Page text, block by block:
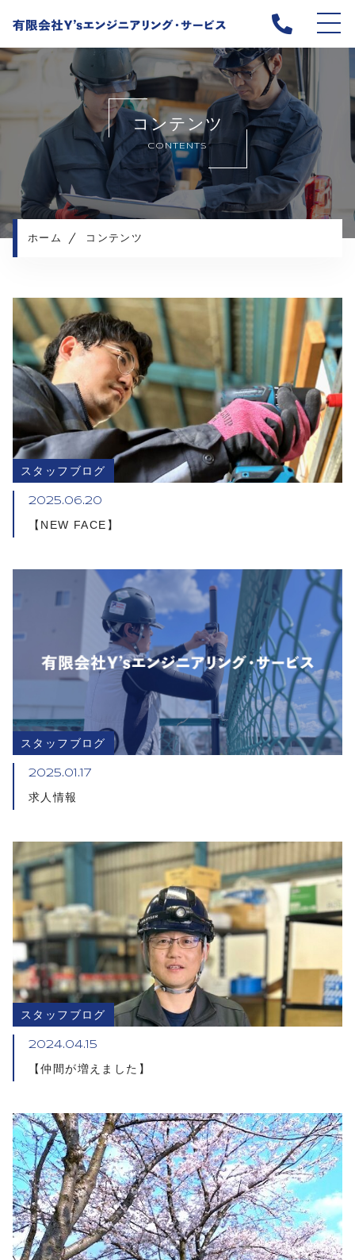
ホーム
当社について
業務内容
スタッフ紹介
愛知県本社の求人情報
京都支店の求人情報
コンテンツ
CONTENTS
ホーム コンテンツ
スタッフブログ
2025.06.20
【NEW FACE】
スタッフブログ
2025.01.17
求人情報
スタッフブログ
2024.04.15
【仲間が増えました】